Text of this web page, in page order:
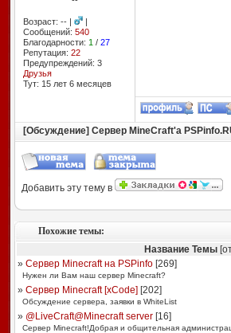
Возраст: -- |
|
Сообщений: 540
Благодарности: 1 / 27
Репутация: 22
Предупреждений: 3
Друзья
Тут: 15 лет 6 месяцев
[Обсуждение] Сервер MineCraft'а
Добавить эту тему в
Похожие темы:
Название Темы
» Сервер Minecraft на PSPinfo[269]
Нужен ли Вам наш сервер Minecraft?
» Сервер Minecraft [xCode] [202]
Обсуждение сервера, заявки в WhiteList
» @LiveCraft@Minecraft server[16]
Сервер Minecraft!Добрая и общительная